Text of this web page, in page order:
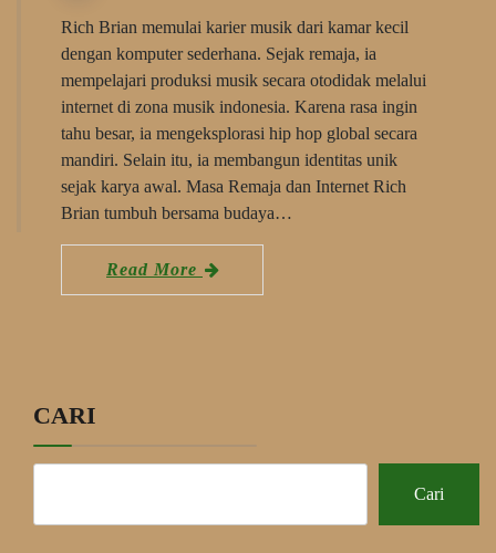
Rich Brian memulai karier musik dari kamar kecil
dengan komputer sederhana. Sejak remaja, ia
mempelajari produksi musik secara otodidak melalui
internet di zona musik indonesia. Karena rasa ingin
tahu besar, ia mengeksplorasi hip hop global secara
mandiri. Selain itu, ia membangun identitas unik
sejak karya awal. Masa Remaja dan Internet Rich
Brian tumbuh bersama budaya…
Read More
CARI
Cari